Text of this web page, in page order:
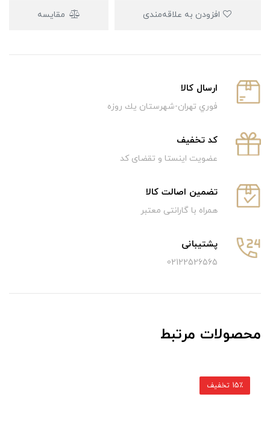
مقایسه
ارسال كالا
فوري تهران-شهرستان يك روزه
كد تخفيف
عضویت اینستا و تقضای کد
تضمین اصالت کالا
همراه با گارانتی معتبر
پشتیبانی
02122526565
محصولات مرتبط
15٪ تخفیف